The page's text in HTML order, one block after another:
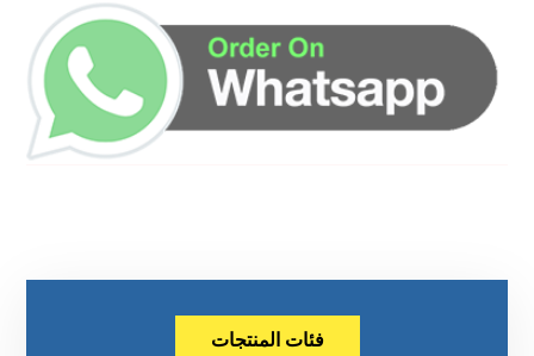
فئات المنتجات